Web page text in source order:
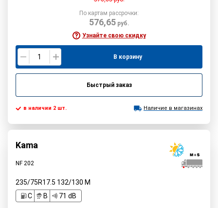
По картам рассрочки:
576,65руб.
Узнайте свою скидку
В корзину
Быстрый заказ
в наличии 2 шт. Наличие в магазинах
Kama
NF 202
235/75R17.5 132/130 M
C
B 71 dB